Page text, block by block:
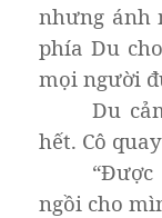
nhưng ánh
phía Du
mọi người
Du
hết. Cô
ngồi cho